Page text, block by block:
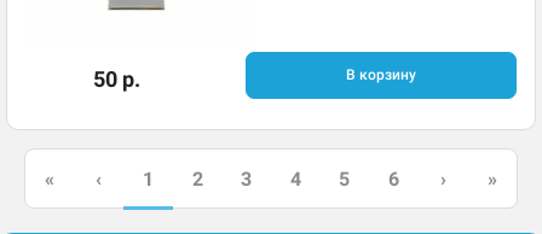
50 р. В корзину
« ‹ 1 2 3 4 5 6 › »